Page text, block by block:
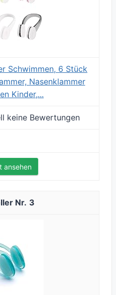
Schwimmen, 6 Stück
Nasenklammer
Kinder,...
keine Bewertungen
ansehen
3